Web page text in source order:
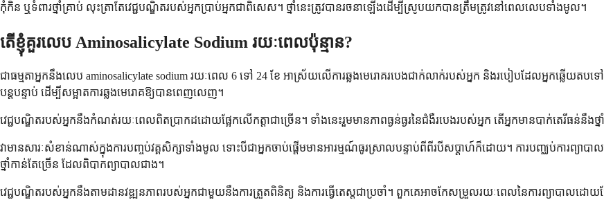
កុំកិន ឬទំពារថ្នាំគ្រាប់ លុះត្រាតែវេជ្ជបណ្ឌិតរបស់អ្នកប្រាប់អ្នកជាពិសេស។ ថ្នាំនេះត្រូវបានរចនាឡើងដើម្បីស្រូបយកបានត្រឹមត្រូវនៅពេលលេបទាំងមូល។
តើខ្ញុំគួរលេប Aminosalicylate Sodium រយៈពេលប៉ុន្មាន?
ជាធម្មតាអ្នកនឹងលេប aminosalicylate sodium រយៈពេល 6 ទៅ 24 ខែ អាស្រ័យលើការឆ្លងមេរោគរបេងជាក់លាក់របស់អ្នក និងរបៀបដែលអ្នកឆ្លើយត
បន្តបន្ទាប់ ដើម្បីសម្អាតការឆ្លងមេរោគឱ្យបានពេញលេញ។
វេជ្ជបណ្ឌិតរបស់អ្នកនឹងកំណត់រយៈពេលពិតប្រាកដដោយផ្អែកលើកត្តាជាច្រើន។ ទាំងនេះរួមមានភាពធ្ងន់ធ្ងរនៃជំងឺរបេងរបស់អ្នក តើអ្នកមានបាក់តេរីធន់នឹ
វាមានសារៈសំខាន់ណាស់ក្នុងការបញ្ចប់វគ្គសិក្សាទាំងមូល ទោះបីជាអ្នកចាប់ផ្តើមមានអារម្មណ៍ធូរស្រាលបន្ទាប់ពីពីរបីសប្តាហ៍ក៏ដោយ។ ការបញ្ឈប់ការព្យ
ថ្នាំកាន់តែច្រើន ដែលពិបាកព្យាបាលជាង។
វេជ្ជបណ្ឌិតរបស់អ្នកនឹងតាមដានវឌ្ឍនភាពរបស់អ្នកជាមួយនឹងការត្រួតពិនិត្យ និងការធ្វើតេស្តជាប្រចាំ។ ពួកគេអាចកែសម្រួលរយៈពេលនៃការព្យាបាលដោយ